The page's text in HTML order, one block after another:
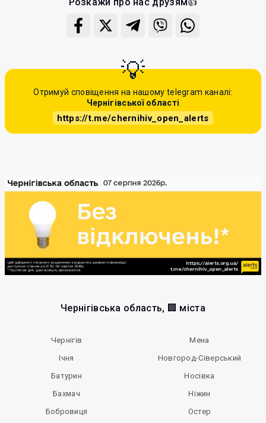
Отримуй сповіщення на нашому telegram каналі:
Чернігівської області
https://t.me/chernihiv_open_alerts
Чернігівська область, 🏢 міста
Чернігів
Ічня
Батурин
Бахмач
Бобровиця
Мена
Новгород-Сіверський
Носівка
Ніжин
Остер